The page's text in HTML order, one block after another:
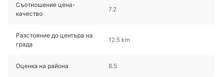
Съотношение цена-
качество
7.2
Разстояние до центъра на
града
12.5 km
Оценка на района 8.5